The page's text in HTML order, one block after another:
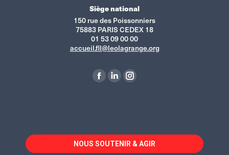
Siège national
150 rue des Poissonniers
75883 PARIS CEDEX 18
01 53 09 00 00
accueil.fll@leolagrange.org
La
dans
une
La
dans
une
La
dans
une
NOUS SOUTENIR & AGIR